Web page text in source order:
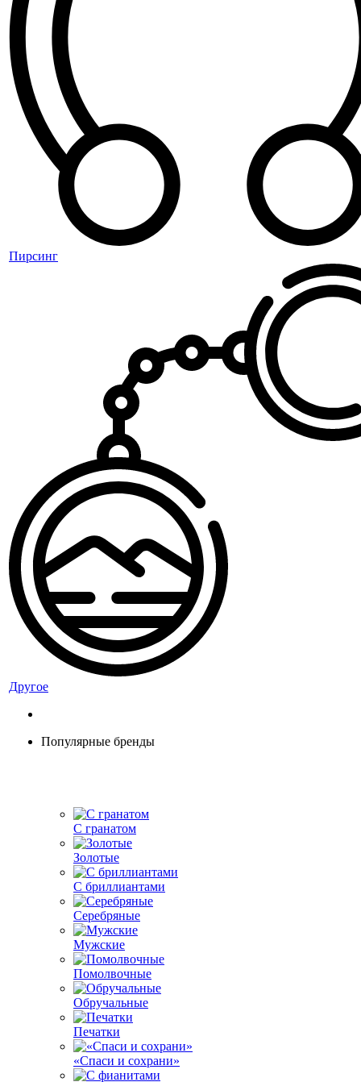
Пирсинг
Другое
Популярные бренды
С гранатом
Золотые
С бриллиантами
Серебряные
Мужские
Помолвочные
Обручальные
Печатки
«Спаси и сохрани»